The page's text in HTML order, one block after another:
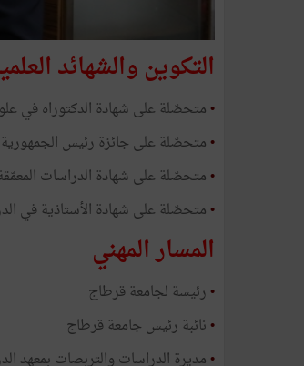
التكوين والشهائد
• متحصّلة على شهادة الدكتوراه في
• متحصّلة على جائزة رئيس الجمهورية
• متحصّلة على شهادة الدراسات
• متحصّلة على شهادة الأستاذية في
المسار المهني
• رئيسة لجامعة قرطاج
• نائبة رئيس جامعة قرطاج
• مديرة الدراسات والتربصات بمعهد